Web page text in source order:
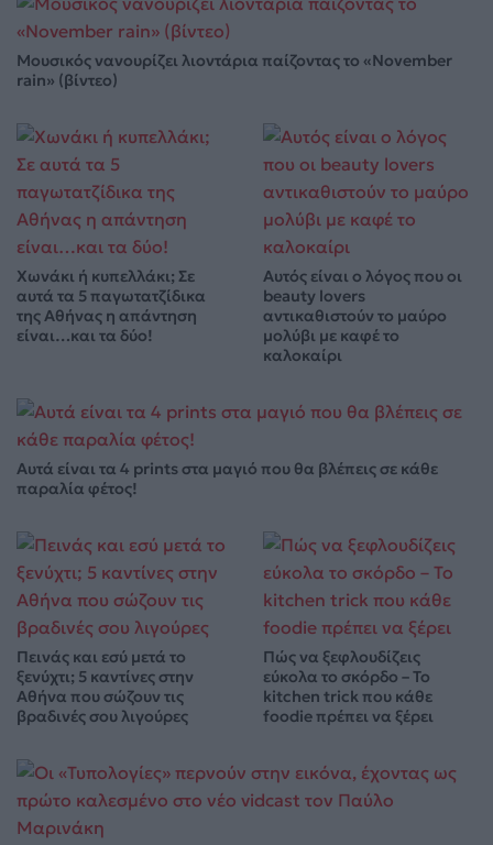
Μουσικός νανουρίζει λιοντάρια παίζοντας το «November
rain» (βίντεο)
Χωνάκι ή κυπελλάκι; Σε
αυτά τα 5 παγωτατζίδικα
της Αθήνας η απάντηση
είναι…και τα δύο!
Αυτός είναι ο λόγος που οι
beauty lovers
αντικαθιστούν το μαύρο
μολύβι με καφέ το
καλοκαίρι
Αυτά είναι τα 4 prints στα μαγιό που θα βλέπεις σε κάθε
παραλία φέτος!
Πεινάς και εσύ μετά το
ξενύχτι; 5 καντίνες στην
Αθήνα που σώζουν τις
βραδινές σου λιγούρες
Πώς να ξεφλουδίζεις
εύκολα το σκόρδο – Το
kitchen trick που κάθε
foodie πρέπει να ξέρει